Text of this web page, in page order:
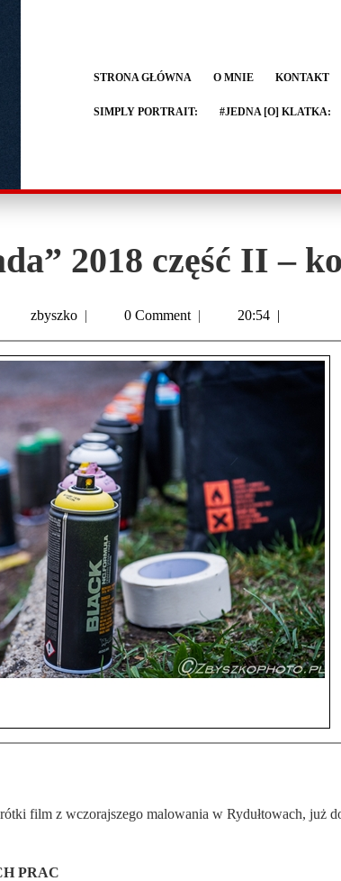
STRONA GŁÓWNA O MNIE KONTAKT
SIMPLY PORTRAIT: #JEDNA [O] KLATKA:
2018 część II –
zbyszko | 0 Comment | 20:54 |
film z wczorajszego malowania w Rydułtowach, już
PRAC